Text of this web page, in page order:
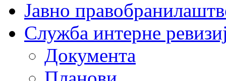
Јавно
Служба интерне
Документа